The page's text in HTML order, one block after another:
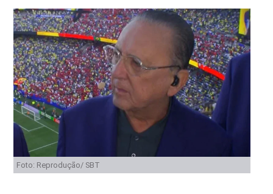
Foto: Reprodução/ SBT